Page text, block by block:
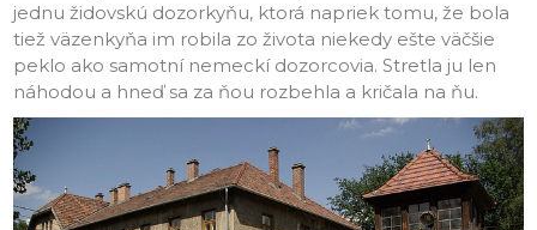
jednu židovskú dozorkyňu, ktorá napriek tomu, že bola
tiež väzenkyňa im robila zo života niekedy ešte väčšie
peklo ako samotní nemeckí dozorcovia. Stretla ju len
náhodou a hneď sa za ňou rozbehla a kričala na ňu.